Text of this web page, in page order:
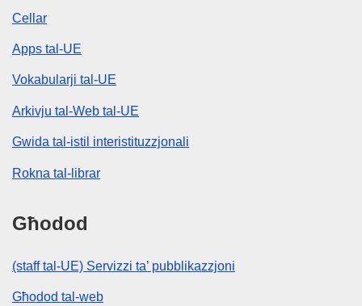
Cellar
Apps tal-UE
Vokabularji tal-UE
Arkivju tal-Web tal-UE
Gwida tal-istil interistituzzjonali
Rokna tal-librar
Għodod
(staff tal-UE) Servizzi ta’ pubblikazzjoni
Għodod tal-web